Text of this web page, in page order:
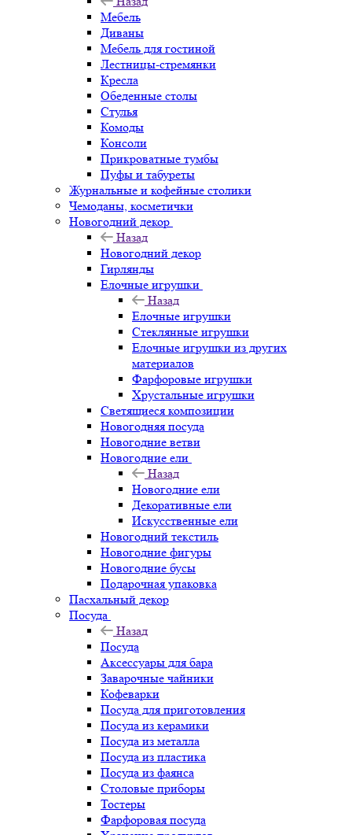
Мебель
Диваны
Мебель для гостиной
Лестницы-стремянки
Кресла
Обеденные столы
Стулья
Комоды
Консоли
Прикроватные тумбы
Пуфы и табуреты
Журнальные и кофейные столики
Чемоданы, косметички
Новогодний декор
Назад
Новогодний декор
Гирлянды
Елочные игрушки
Назад
Елочные игрушки
Стеклянные игрушки
Елочные игрушки из других
материалов
Фарфоровые игрушки
Хрустальные игрушки
Светящиеся композиции
Новогодняя посуда
Новогодние ветви
Новогодние ели
Назад
Новогодние ели
Декоративные ели
Искусственные ели
Новогодний текстиль
Новогодние фигуры
Новогодние бусы
Подарочная упаковка
Пасхальный декор
Посуда
Назад
Посуда
Аксессуары для бара
Заварочные чайники
Кофеварки
Посуда для приготовления
Посуда из керамики
Посуда из металла
Посуда из пластика
Посуда из фаянса
Столовые приборы
Тостеры
Фарфоровая посуда